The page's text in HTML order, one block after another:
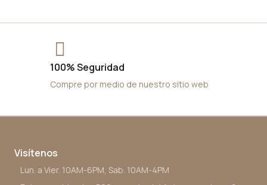
100% Seguridad
Compre por medio de nuestro sitio web
Visítenos
Lun. a Vier. 10AM-6PM, Sab. 10AM-4PM